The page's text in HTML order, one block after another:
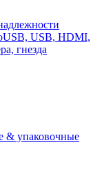
USB, HDMI,
гнезда
& упаковочные